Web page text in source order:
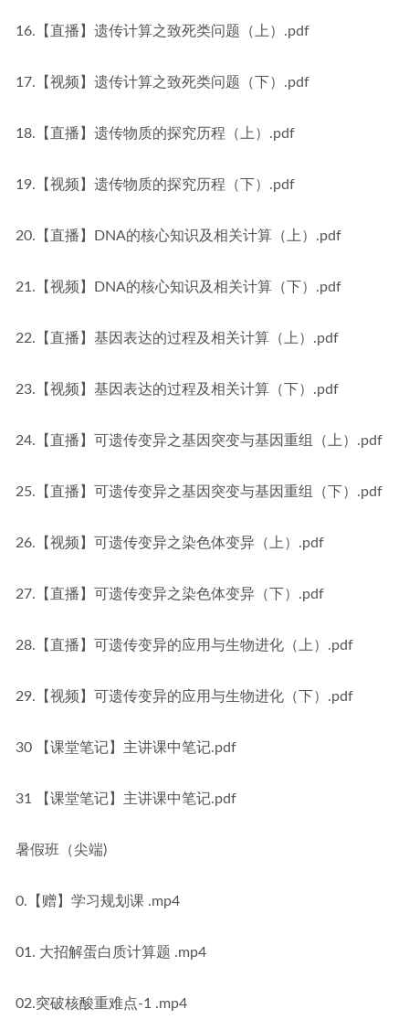
16.【直播】遗传计算之致死类问题（上）.pdf
17.【视频】遗传计算之致死类问题（下）.pdf
18.【直播】遗传物质的探究历程（上）.pdf
19.【视频】遗传物质的探究历程（下）.pdf
20.【直播】DNA的核心知识及相关计算（上）.pdf
21.【视频】DNA的核心知识及相关计算（下）.pdf
22.【直播】基因表达的过程及相关计算（上）.pdf
23.【视频】基因表达的过程及相关计算（下）.pdf
24.【直播】可遗传变异之基因突变与基因重组（上）.pdf
25.【直播】可遗传变异之基因突变与基因重组（下）.pdf
26.【视频】可遗传变异之染色体变异（上）.pdf
27.【直播】可遗传变异之染色体变异（下）.pdf
28.【直播】可遗传变异的应用与生物进化（上）.pdf
29.【视频】可遗传变异的应用与生物进化（下）.pdf
30 【课堂笔记】主讲课中笔记.pdf
31 【课堂笔记】主讲课中笔记.pdf
暑假班（尖端)
0.【赠】学习规划课 .mp4
01. 大招解蛋白质计算题 .mp4
02.突破核酸重难点-1 .mp4